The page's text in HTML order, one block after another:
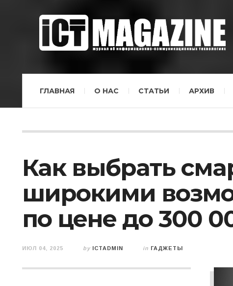
ГЛАВНАЯ О НАС СТАТЬИ АРХИВ
Как выбрать
широкими
по цене до 300
ИЮЛ 04, 2025 by ICTADMIN in ГАДЖЕТЫ